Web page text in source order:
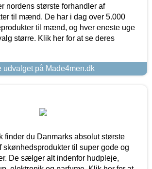
nordens største forhandler af
til mænd. De har i dag over 5.000
til mænd, og hver eneste uge
større. Klik her for at se deres
udvalget på Made4men.dk
finder du Danmarks absolut største
skønhedsprodukter til super gode og
De sælger alt indenfor hudpleje,